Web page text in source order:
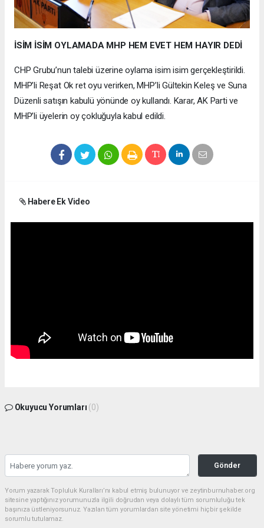
İSİM İSİM OYLAMADA MHP HEM EVET HEM HAYIR DEDİ
CHP Grubu’nun talebi üzerine oylama isim isim gerçekleştirildi.
MHP’li Reşat Ok ret oyu verirken, MHP’li Gültekin Keleş ve Suna
Düzenli satışın kabulü yönünde oy kullandı. Karar, AK Parti ve
MHP’li üyelerin oy çokluğuyla kabul edildi.
Habere Ek Video
Okuyucu Yorumları (0)
Gönder
Yorum yazarak Topluluk Kuralları’nı kabul etmiş bulunuyor ve zeytinburnuhaber.org
sitesine yaptığınız yorumunuzla ilgili doğrudan veya dolaylı tüm sorumluluğu tek
başınıza üstleniyorsunuz. Yazılan tüm yorumlardan site yönetimi hiçbir şekilde
sorumlu tutulamaz.